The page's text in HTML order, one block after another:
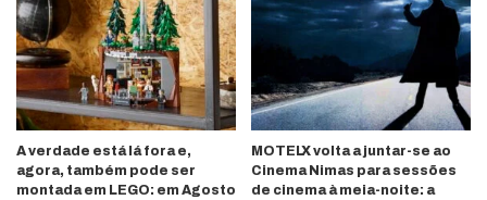
A verdade está lá fora e,
agora, também pode ser
montada em LEGO: em Agosto
MOTELX volta a juntar-se ao
Cinema Nimas para sessões
de cinema à meia-noite: a